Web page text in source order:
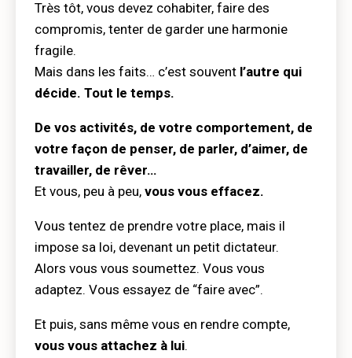
Très tôt, vous devez cohabiter, faire des
compromis, tenter de garder une harmonie
fragile.
Mais dans les faits… c’est souvent l’autre qui
décide. Tout le temps.
De vos activités, de votre comportement, de
votre façon de penser, de parler, d’aimer, de
travailler, de rêver…
Et vous, peu à peu, vous vous effacez.
Vous tentez de prendre votre place, mais il
impose sa loi, devenant un petit dictateur.
Alors vous vous soumettez. Vous vous
adaptez. Vous essayez de “faire avec”.
Et puis, sans même vous en rendre compte,
vous vous attachez à lui.